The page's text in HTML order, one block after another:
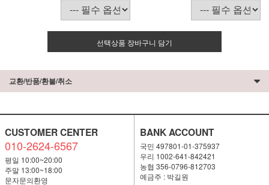
선택상품 장바구니 담기
교환/반품/환불/취소
CUSTOMER CENTER
010-2624-6567
평일 10:00~20:00
주말 13:00~18:00
문자문의환영
BANK ACCOUNT
국민 497801-01-375937
우리 1002-641-842421
농협 356-0796-812703
예금주 : 박길원